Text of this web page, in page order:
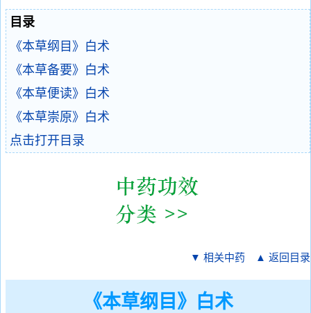
目录
《本草纲目》白术
《本草备要》白术
《本草便读》白术
《本草崇原》白术
点击打开目录
▼ 相关中药 ▲ 返回目录
《本草纲目》白术